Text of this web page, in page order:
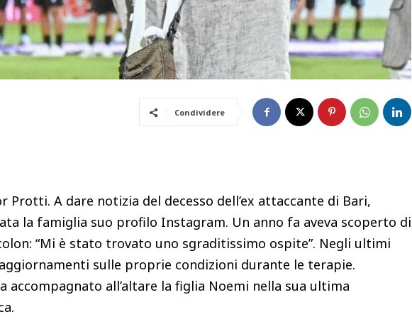
Condividere
Protti. A dare notizia del decesso dell’ex attaccante di Bari,
la famiglia suo profilo Instagram. Un anno fa aveva scoperto di
“Mi è stato trovato uno sgraditissimo ospite”. Negli ultimi
sulle proprie condizioni durante le terapie.
accompagnato all’altare la figlia Noemi nella sua ultima